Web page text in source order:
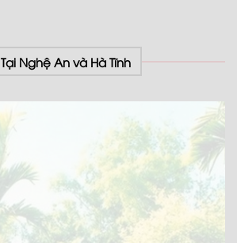
Tại Nghệ An và Hà Tĩnh